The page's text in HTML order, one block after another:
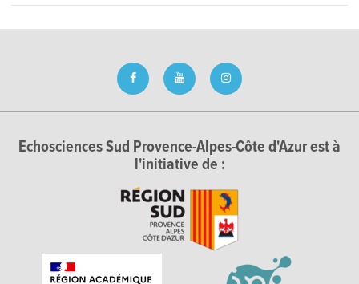
Echosciences Sud Provence-Alpes-Côte d'Azur est à
l'initiative de :